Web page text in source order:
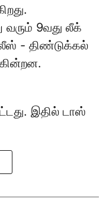
9வது லீக்
- திண்டுக்கல்
இதில் டாஸ்